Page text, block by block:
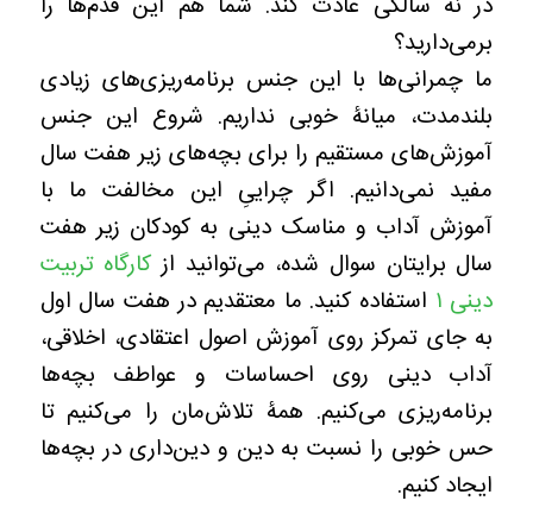
برمی‌دارید؟
ما چمرانی‌ها با این جنس برنامه‌ریزی‌های زیادی
بلندمدت، میانۀ خوبی نداریم. شروع این جنس
آموزش‌های مستقیم را برای بچه‌های زیر هفت سال
مفید نمی‌دانیم. اگر چراییِ این مخالفت ما با
آموزش آداب و مناسک دینی به کودکان زیر هفت
سال برایتان سوال شده، می‌توانید ازکارگاه تربیت
دینی ۱
استفاده کنید. ما معتقدیم در هفت سال اول
به جای تمرکز روی آموزش اصول اعتقادی، اخلاقی،
آداب دینی روی احساسات و عواطف بچه‌ها
برنامه‌ریزی می‌کنیم. همۀ تلاش‌مان را می‌کنیم تا
حس خوبی را نسبت به دین و دین‌داری در بچه‌ها
ایجاد کنیم.